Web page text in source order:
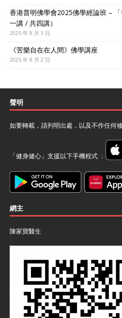
香港普明佛學會2025佛學經論班 –
一講 / 共四講）
2025 年 8 月 3 日
《苦樂自在在人間》佛學講座
2025 年 8 月 2 日
聲明
如要轉載，請列明出處，以及不作任何修
「健身健心」支援以下手機程式 ﹕
網主
陳家寶醫生